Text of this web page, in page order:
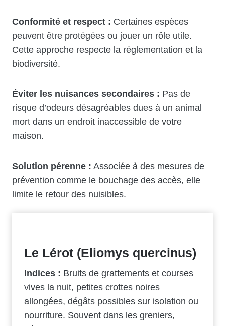
Conformité et respect : Certaines espèces
peuvent être protégées ou jouer un rôle utile.
Cette approche respecte la réglementation et la
biodiversité.
Éviter les nuisances secondaires : Pas de
risque d’odeurs désagréables dues à un animal
mort dans un endroit inaccessible de votre
maison.
Solution pérenne : Associée à des mesures de
prévention comme le bouchage des accès, elle
limite le retour des nuisibles.
Le Lérot (Eliomys quercinus)
Indices : Bruits de grattements et courses
vives la nuit, petites crottes noires
allongées, dégâts possibles sur isolation ou
nourriture. Souvent dans les greniers,